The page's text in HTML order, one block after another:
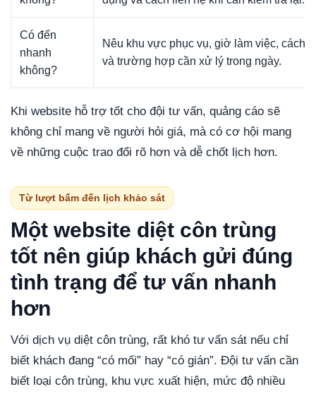
Có đến
nhanh
không?
Nêu khu vực phục vụ, giờ làm việc, cách
và trường hợp cần xử lý trong ngày.
Khi website hỗ trợ tốt cho đội tư vấn, quảng cáo sẽ
không chỉ mang về người hỏi giá, mà có cơ hội mang
về những cuộc trao đổi rõ hơn và dễ chốt lịch hơn.
Từ lượt bấm đến lịch khảo sát
Một website diệt côn trùng
tốt nên giúp khách gửi đúng
tình trạng để tư vấn nhanh
hơn
Với dịch vụ diệt côn trùng, rất khó tư vấn sát nếu chỉ
biết khách đang “có mối” hay “có gián”. Đội tư vấn cần
biết loại côn trùng, khu vực xuất hiện, mức độ nhiều